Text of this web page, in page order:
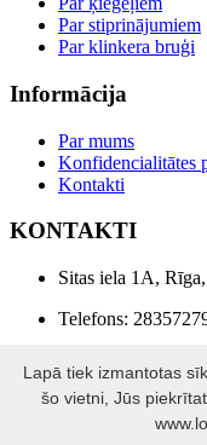
Par stiprinājumiem
Par klinkera bruģi
Informācija
Par mums
Konfidencialitātes
Kontakti
KONTAKTI
Sitas iela 1A,
Telefons:
LONE
Lapā tiek izmantotas
šo vietni, Jūs